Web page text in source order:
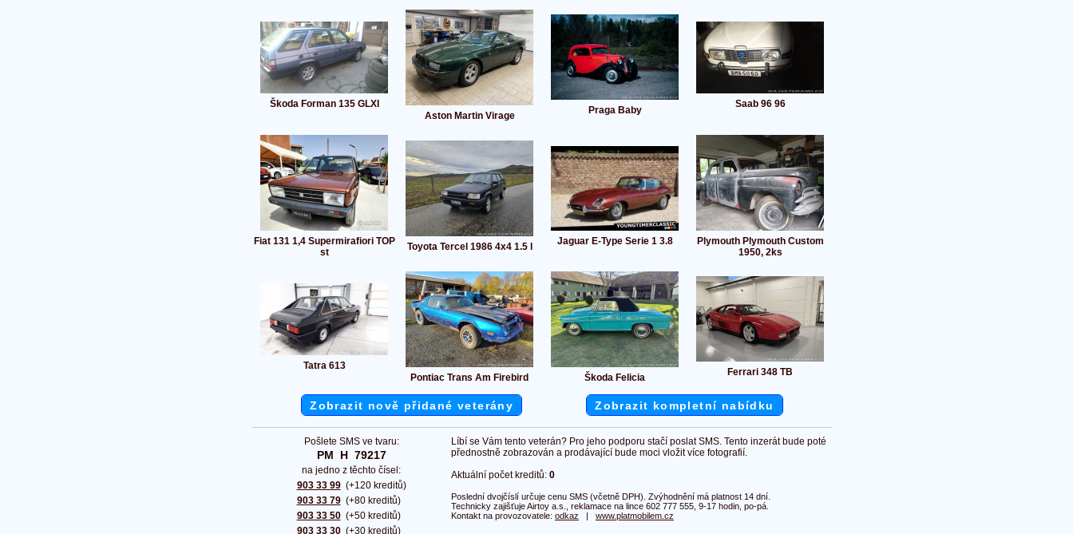
Škoda Forman 135 GLXI
Aston Martin Virage
Praga Baby
Saab 96 96
Fiat 131 1,4 Supermirafiori TOP
st
Toyota Tercel 1986 4x4 1.5 l Jaguar E-Type Serie 1 3.8
Plymouth Plymouth Custom
1950, 2ks
Tatra 613
Pontiac Trans Am Firebird
Škoda Felicia Ferrari 348 TB
Zobrazit nově přidané veterány Zobrazit kompletní nabídku
Pošlete SMS ve tvaru:
PM  H  79217
na jedno z těchto čísel:
903 33 99
903 33 79
903 33 50
903 33 30
(+120 kreditů)
(+80 kreditů)
(+50 kreditů)
(+30 kreditů)
Líbí se Vám tento veterán? Pro jeho podporu stačí poslat SMS. Tento inzerát bude poté
přednostně zobrazován a prodávající bude moci vložit více fotografií.
Aktuální počet kreditů: 0
Poslední dvojčíslí určuje cenu SMS (včetně DPH). Zvýhodnění má platnost 14 dní.
Technicky zajišťuje Airtoy a.s., reklamace na lince 602 777 555, 9-17 hodin, po-pá.
Kontakt na provozovatele: odkaz | www.platmobilem.cz